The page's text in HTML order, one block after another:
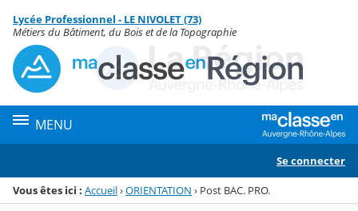
Menu de la rubrique
Contenu
Lycée Professionnel - LE NIVOLET (73)
Métiers du Bâtiment, du Bois et de la Topographie
MENU
Se connecter
Vous êtes ici : Accueil›ORIENTATION › Post BAC. PRO.